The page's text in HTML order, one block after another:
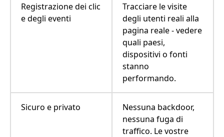
Registrazione dei clic
e degli eventi
Tracciare le visite
degli utenti reali alla
pagina reale - vedere
quali paesi,
dispositivi o fonti
stanno
performando.
Sicuro e privato
Nessuna backdoor,
nessuna fuga di
traffico. Le vostre